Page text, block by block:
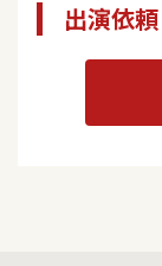
出演依頼